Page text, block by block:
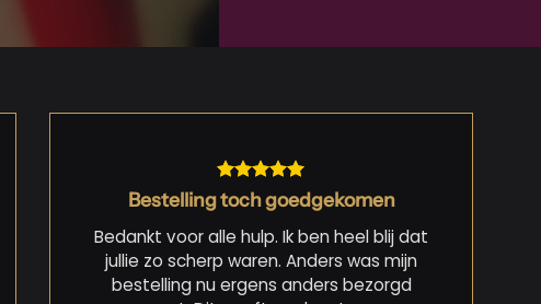
Bestelling toch goedgekomen
Bedankt voor alle hulp. Ik ben heel blij dat
jullie zo scherp waren. Anders was mijn
bestelling nu ergens anders bezorgd